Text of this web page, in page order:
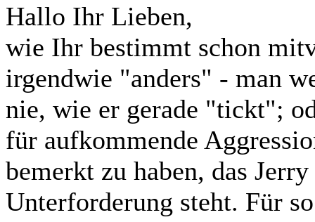
Hallo Ihr Lieben,
wie Ihr bestimmt schon
irgendwie "anders" - man
nie, wie er gerade "tickt";
für aufkommende
bemerkt zu haben, das
Unterforderung steht. Für